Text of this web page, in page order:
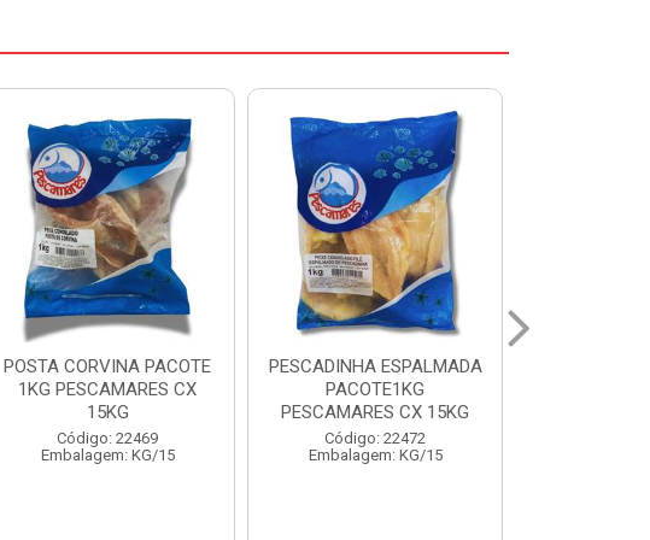
PESCADINHA ESPALMADA
PACOTE1KG
PESCAMARES CX 15KG
Código: 22472
Embalagem: KG/15
FILE DE PANGA PREMIUM
PACOTE 1KG CAIXA 10KG
Código: 20021
Embalagem: KG/10